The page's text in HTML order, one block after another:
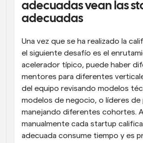
adecuadas vean las
adecuadas
Una vez que se ha realizado la
el siguiente desafío es el
acelerador típico, puede haber
mentores para diferentes
del equipo revisando modelos
modelos de negocio, o líderes de
manejando diferentes cohortes.
manualmente cada startup
adecuada consume tiempo y es